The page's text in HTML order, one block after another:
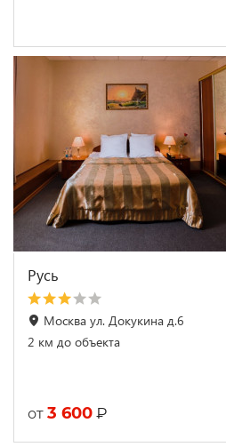
Русь
Москва ул. Докукина д.6
2 км до объекта
от 3 600 ₽